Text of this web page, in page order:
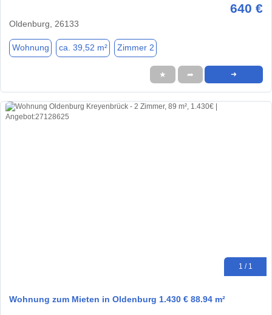
640 €
Oldenburg, 26133
Wohnung ca. 39,52 m² Zimmer 2
★ ➦ ➜
1 / 1
Wohnung zum Mieten in Oldenburg 1.430 € 88.94 m²